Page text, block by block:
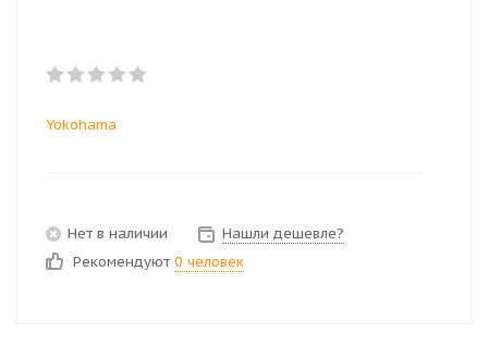
Yokohama
Нет в наличии
Нашли дешевле?
Рекомендуют 0 человек